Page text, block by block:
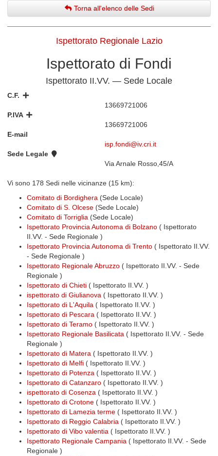
Torna all'elenco delle Sedi
Ispettorato Regionale Lazio
Ispettorato di Fondi
Ispettorato II.VV. — Sede Locale
C.F.
13669721006
P.IVA
13669721006
E-mail
isp.fondi@iv.cri.it
Sede Legale
Via Arnale Rosso,45/A
Vi sono 178 Sedi nelle vicinanze (15 km):
Comitato di Bordighera (Sede Locale)
Comitato di S. Olcese (Sede Locale)
Comitato di Torriglia (Sede Locale)
Ispettorato Provincia Autonoma di Bolzano ( Ispettorato
II.VV. - Sede Regionale )
Ispettorato Provincia Autonoma di Trento ( Ispettorato II.VV.
- Sede Regionale )
Ispettorato Regionale Abruzzo ( Ispettorato II.VV. - Sede
Regionale )
Ispettorato di Chieti ( Ispettorato II.VV. )
ispettorato di Giulianova ( Ispettorato II.VV. )
Ispettorato di L'Aquila ( Ispettorato II.VV. )
Ispettorato di Pescara ( Ispettorato II.VV. )
Ispettorato di Teramo ( Ispettorato II.VV. )
Ispettorato Regionale Basilicata ( Ispettorato II.VV. - Sede
Regionale )
Ispettorato di Matera ( Ispettorato II.VV. )
Ispettorato di Melfi ( Ispettorato II.VV. )
Ispettorato di Potenza ( Ispettorato II.VV. )
Ispettorato di Catanzaro ( Ispettorato II.VV. )
ispettorato di Cosenza ( Ispettorato II.VV. )
Ispettorato di Crotone ( Ispettorato II.VV. )
Ispettorato di Lamezia terme ( Ispettorato II.VV. )
Ispettorato di Reggio Calabria ( Ispettorato II.VV. )
Ispettorato di Vibo valentia ( Ispettorato II.VV. )
Ispettorato Regionale Campania ( Ispettorato II.VV. - Sede
Regionale )